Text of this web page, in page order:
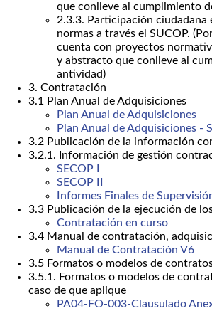
que conlleve al cumplimiento
2.3.3. Participación ciudadana
normas a través el SUCOP.
cuenta con proyectos
y abstracto que conlleve al
antividad)
3. Contratación
3.1 Plan Anual de Adquisiciones
Plan Anual de Adquisiciones
Plan Anual de Adquisiciones -
3.2 Publicación de la información
3.2.1. Información de gestión
SECOP I
SECOP II
Informes Finales de
3.3 Publicación de la ejecución de
Contratación en curso
3.4 Manual de contratación,
Manual de Contratación V6
3.5 Formatos o modelos de
3.5.1. Formatos o modelos de
caso de que aplique
PA04-FO-003-Clausulado